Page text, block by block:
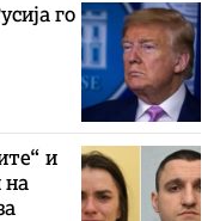
го
и
на